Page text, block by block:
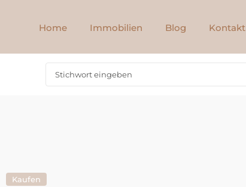
Home Immobilien Blog Kontakt
Kaufen